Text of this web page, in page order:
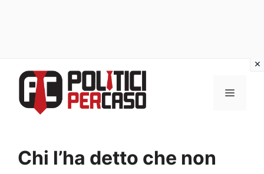
contenuto
MENU
Chi l’ha detto che non